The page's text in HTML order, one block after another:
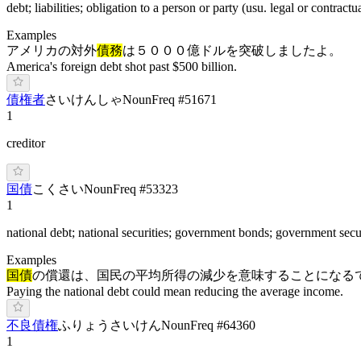
debt; liabilities; obligation to a person or party (usu. legal or
Examples
アメリカの対外債務は５０００億ドルを突破しましたよ。
America's foreign debt shot past $500 billion.
債権者さ いけんしゃNounFreq #51671
1
creditor
国債こ くさいNounFreq #53323
1
national debt; national securities; government bonds; government
Examples
国債の償還は、国民の平均所得の減少を意味することになる
Paying the national debt could mean reducing the average income.
不良債権ふ りょう さいけんNounFreq #64360
1